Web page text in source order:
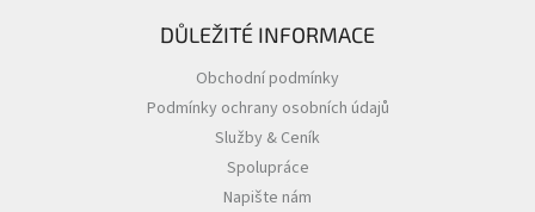
DŮLEŽITÉ INFORMACE
Obchodní podmínky
Podmínky ochrany osobních údajů
Služby & Ceník
Spolupráce
Napište nám